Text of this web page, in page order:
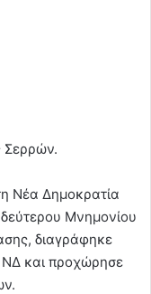
Σερρών.
Νέα Δημοκρατία
Μνημονίου
διαγράφηκε
ΝΔ και προχώρησε